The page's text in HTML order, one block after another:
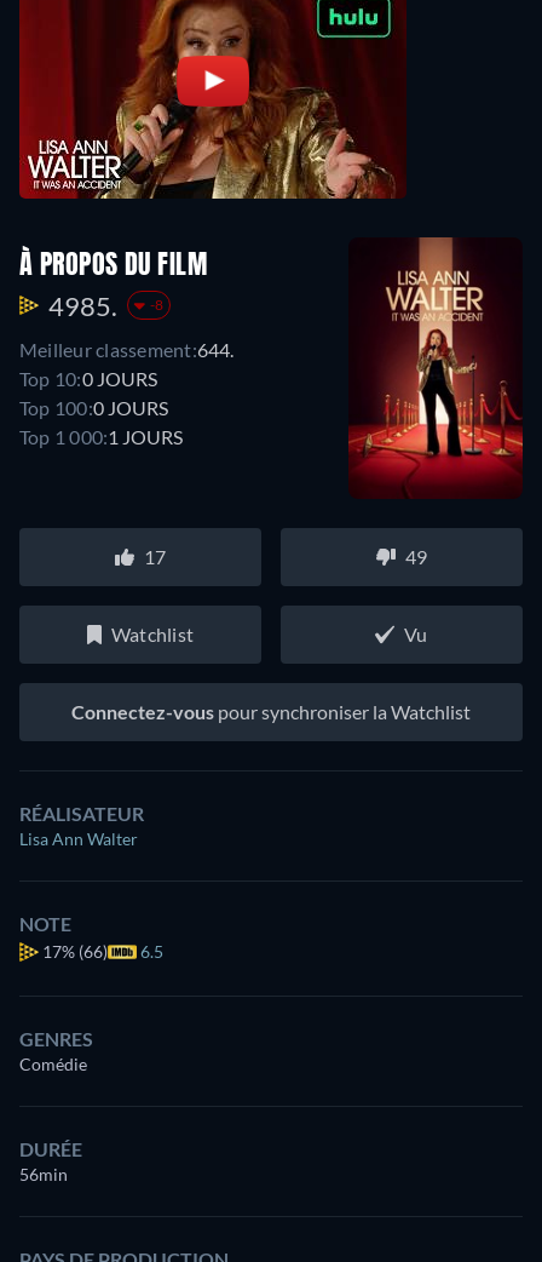
À PROPOS DU FILM
4985. -8
Meilleur classement:644.
Top 10:0 JOURS
Top 100:0 JOURS
Top 1 000:1 JOURS
17 49
Watchlist Vu
Connectez-vous pour synchroniser la Watchlist
RÉALISATEUR
Lisa Ann Walter
NOTE
17% (66) 6.5
GENRES
Comédie
DURÉE
56min